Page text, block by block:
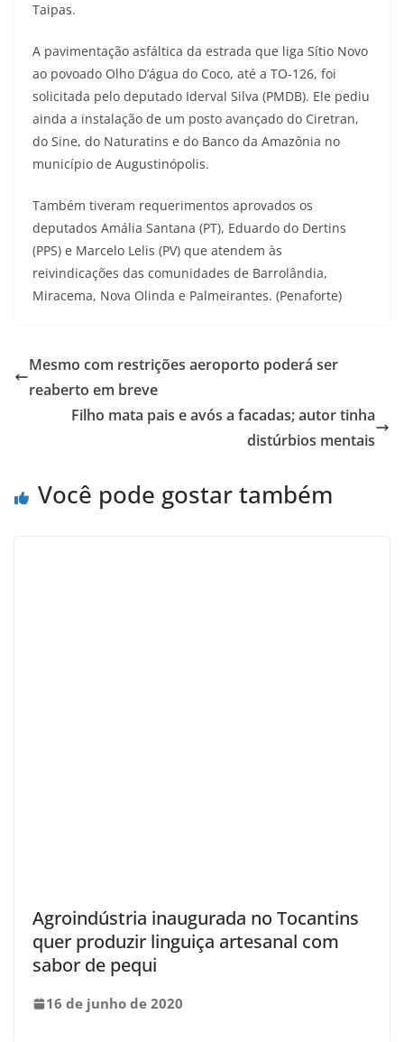
Taipas.
A pavimentação asfáltica da estrada que liga Sítio Novo
ao povoado Olho D’água do Coco, até a TO-126, foi
solicitada pelo deputado Iderval Silva (PMDB). Ele pediu
ainda a instalação de um posto avançado do Ciretran,
do Sine, do Naturatins e do Banco da Amazônia no
município de Augustinópolis.
Também tiveram requerimentos aprovados os
deputados Amália Santana (PT), Eduardo do Dertins
(PPS) e Marcelo Lelis (PV) que atendem às
reivindicações das comunidades de Barrolândia,
Miracema, Nova Olinda e Palmeirantes. (Penaforte)
Mesmo com restrições aeroporto poderá ser
reaberto em breve
Filho mata pais e avós a facadas; autor tinha
distúrbios mentais
Você pode gostar também
Agroindústria inaugurada no Tocantins
quer produzir linguiça artesanal com
sabor de pequi
16 de junho de 2020